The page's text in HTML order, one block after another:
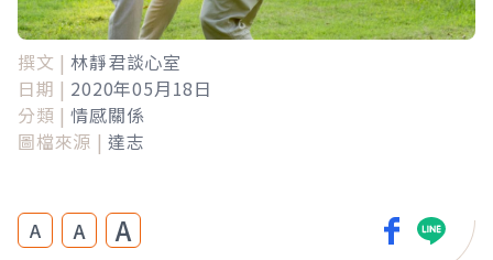
撰文 | 林靜君談心室
日期 | 2020年05月18日
分類 | 情感關係
圖檔來源 | 達志
A A A